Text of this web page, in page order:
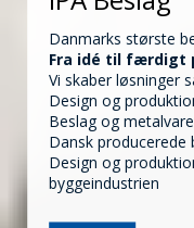
Danmarks største
Fra idé til færdigt
Vi skaber løsninger
Design og
Beslag og
Dansk
Design og
byggeindustrien